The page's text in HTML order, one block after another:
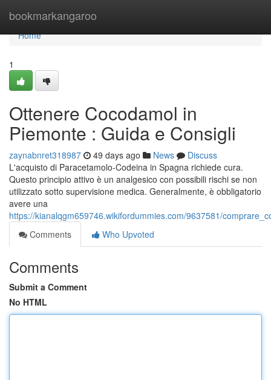
bookmarkangaroo
Home
Home
1
Ottenere Cocodamol in
Piemonte : Guida e Consigli
zaynabnret318987 49 days ago News
Discuss
L'acquisto di Paracetamolo-Codeina in Spagna richiede cura.
Questo principio attivo è un analgesico con possibili rischi se non
utilizzato sotto supervisione medica. Generalmente, è obbligatorio
avere una
https://kianalqgm659746.wikifordummies.com/9637581/
Comments
Who Upvoted
Comments
Submit a Comment
No HTML